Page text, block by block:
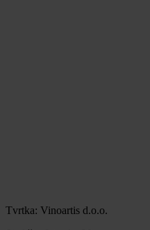
Tvrtka: Vinoartis d.o.o.